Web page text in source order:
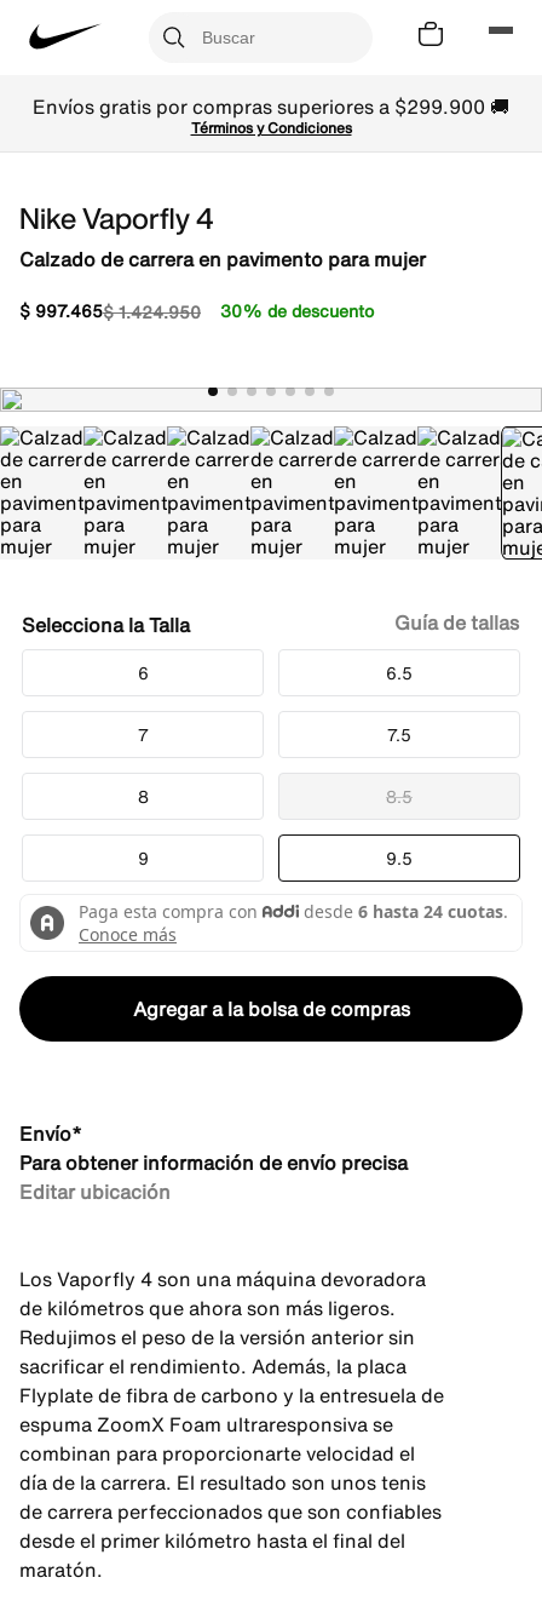
Envíos gratis por compras superiores a $299.900 🚚
Términos y Condiciones
Nike Vaporfly 4
Calzado de carrera en pavimento para mujer
$1.424.950
$ 997.465 30% de descuento
Talla
6 6.5
7 7.5
8 8.5
9 9.5
Guía de tallas
Agregar a la bolsa de compras
Envío*
Para obtener información de envío precisa
Editar ubicación
Los Vaporfly 4 son una máquina devoradora
de kilómetros que ahora son más ligeros.
Redujimos el peso de la versión anterior sin
sacrificar el rendimiento. Además, la placa
Flyplate de fibra de carbono y la entresuela de
espuma ZoomX Foam ultraresponsiva se
combinan para proporcionarte velocidad el
día de la carrera. El resultado son unos tenis
de carrera perfeccionados que son confiables
desde el primer kilómetro hasta el final del
maratón.